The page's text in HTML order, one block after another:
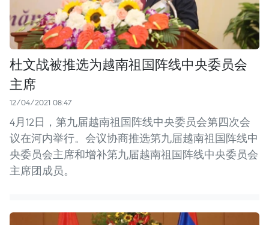
杜文战被推选为越南祖国阵线中央委员会
主席
12/04/2021 08:47
4月12日，第九届越南祖国阵线中央委员会第四次会
议在河内举行。会议协商推选第九届越南祖国阵线中
央委员会主席和增补第九届越南祖国阵线中央委员会
主席团成员。